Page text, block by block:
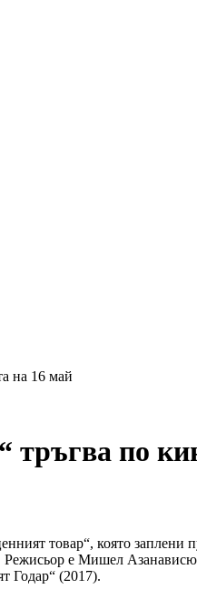
на 16 май
тръгва по
товар“, която
е Мишел
Годар“ (2017).